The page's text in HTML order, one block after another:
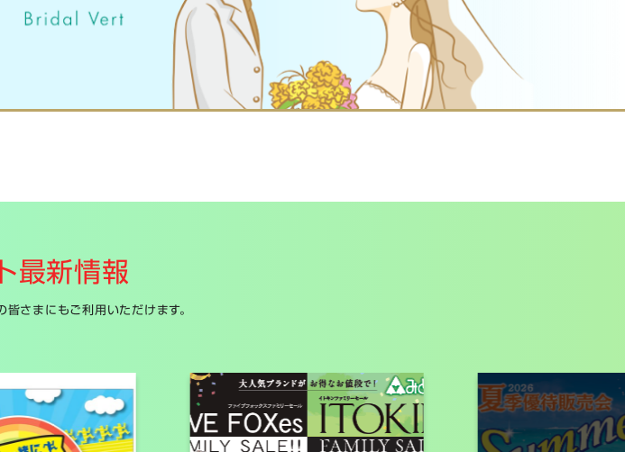
最新情報
さまにもご利用いただけます。